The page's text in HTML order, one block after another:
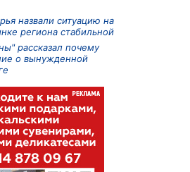
назвали ситуацию на
региона стабильной
рассказал почему
о вынужденной